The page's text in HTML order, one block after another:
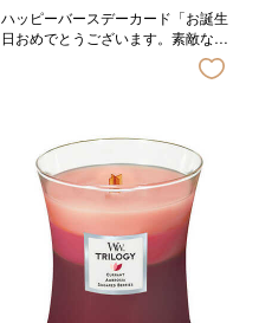
ハッピーバースデーカード「お誕生
日おめでとうございます。素敵な一
年になりますように。」の印字が入